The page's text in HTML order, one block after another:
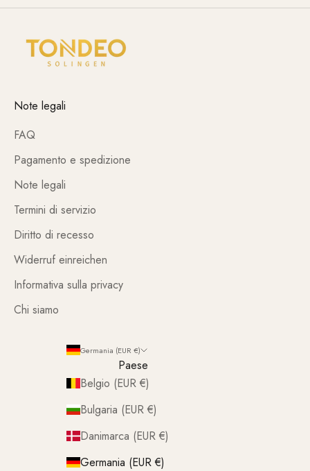
Note legali
FAQ
Pagamento e spedizione
Note legali
Termini di servizio
Diritto di recesso
Widerruf einreichen
Informativa sulla privacy
Chi siamo
Germania (EUR €)
Paese
Belgio (EUR €)
Bulgaria (EUR €)
Danimarca (EUR €)
Germania (EUR €)